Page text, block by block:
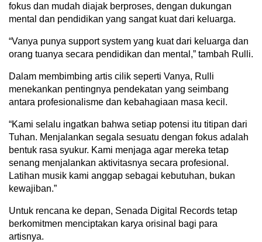
fokus dan mudah diajak berproses, dengan dukungan
mental dan pendidikan yang sangat kuat dari keluarga.
“Vanya punya support system yang kuat dari keluarga dan
orang tuanya secara pendidikan dan mental,” tambah Rulli.
Dalam membimbing artis cilik seperti Vanya, Rulli
menekankan pentingnya pendekatan yang seimbang
antara profesionalisme dan kebahagiaan masa kecil.
“Kami selalu ingatkan bahwa setiap potensi itu titipan dari
Tuhan. Menjalankan segala sesuatu dengan fokus adalah
bentuk rasa syukur. Kami menjaga agar mereka tetap
senang menjalankan aktivitasnya secara profesional.
Latihan musik kami anggap sebagai kebutuhan, bukan
kewajiban.”
Untuk rencana ke depan, Senada Digital Records tetap
berkomitmen menciptakan karya orisinal bagi para
artisnya.